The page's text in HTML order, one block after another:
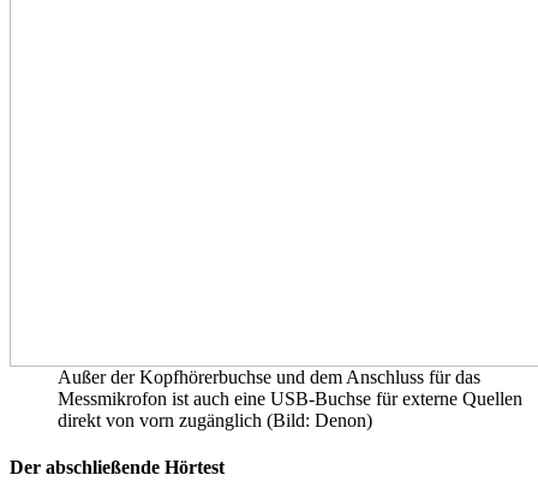
Außer der Kopfhörerbuchse und dem Anschluss für das
Messmikrofon ist auch eine USB-Buchse für externe Quellen
direkt von vorn zugänglich (Bild: Denon)
Der abschließende Hörtest